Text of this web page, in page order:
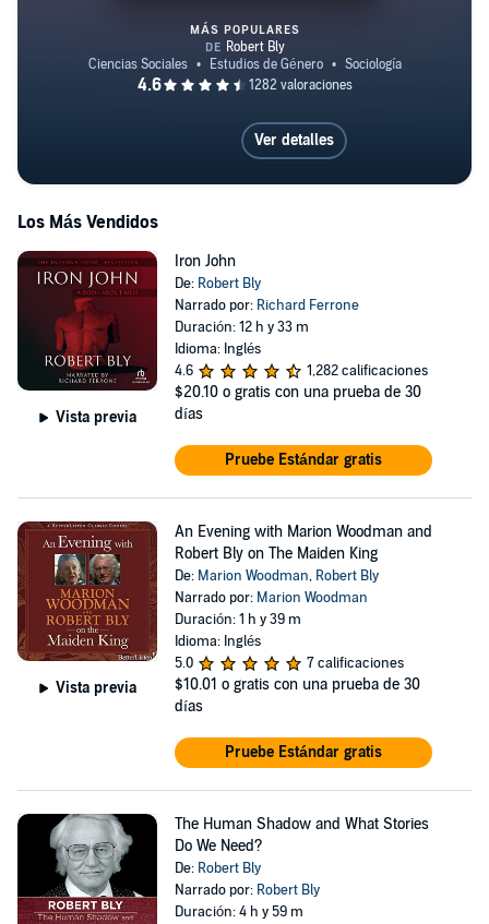
Iron John
MÁS POPULARES
Ver detalles
Los Más Vendidos
Vista previa
Iron John
De: Robert Bly
Narrado por: Richard Ferrone
Duración: 12 h y 33 m
Idioma: Inglés
4.6
1,282 calificaciones
$20.10 o gratis con una prueba de 30
días
Pruebe Estándar gratis
Vista previa
An Evening with Marion Woodman and
Robert Bly on The Maiden King
De: Marion Woodman, Robert Bly
Narrado por: Marion Woodman
Duración: 1 h y 39 m
Idioma: Inglés
5.0
7 calificaciones
$10.01 o gratis con una prueba de 30
días
Pruebe Estándar gratis
The Human Shadow and What Stories
Do We Need?
De: Robert Bly
Narrado por: Robert Bly
Duración: 4 h y 59 m